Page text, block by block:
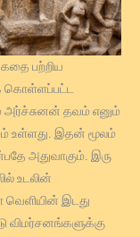
பற்றிய
கொள்ளப்பட்ட
அர்ச்சுனன் தவம் எனும்
உள்ளது. இதன் மூலம்
அதுவாகும். இரு
உடலின்
வெளியின் இடது
விமர்சனங்களுக்கு